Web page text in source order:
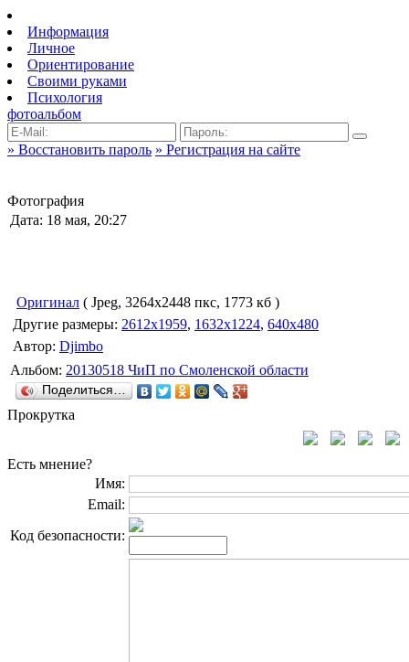
Информация
Личное
Ориентирование
Своими руками
Психология
фотоальбом
» Восстановить пароль » Регистрация на сайте
Фотография
Дата: 18 мая, 20:27
Оригинал ( Jpeg, 3264x2448 пкс, 1773 кб )
Другие размеры: 2612x1959, 1632x1224, 640x480
Автор: Djimbo
Альбом: 20130518 ЧиП по Смоленской области
Поделиться…
Прокрутка
Есть мнение?
Имя:
Email:
Код безопасности: